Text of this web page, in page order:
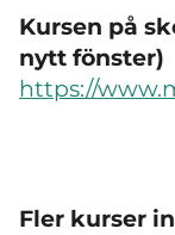
Kursen på
nytt fönster)
https://
Fler kurser